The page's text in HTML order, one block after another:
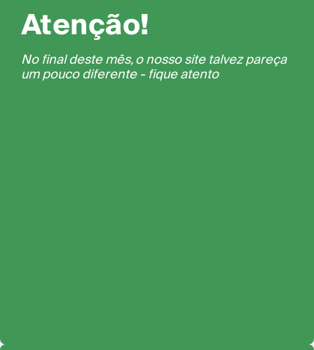
Atenção!
No final deste mês, o nosso site talvez pareça
um pouco diferente - fique atento